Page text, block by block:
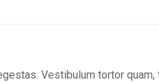
Vestibulum tortor